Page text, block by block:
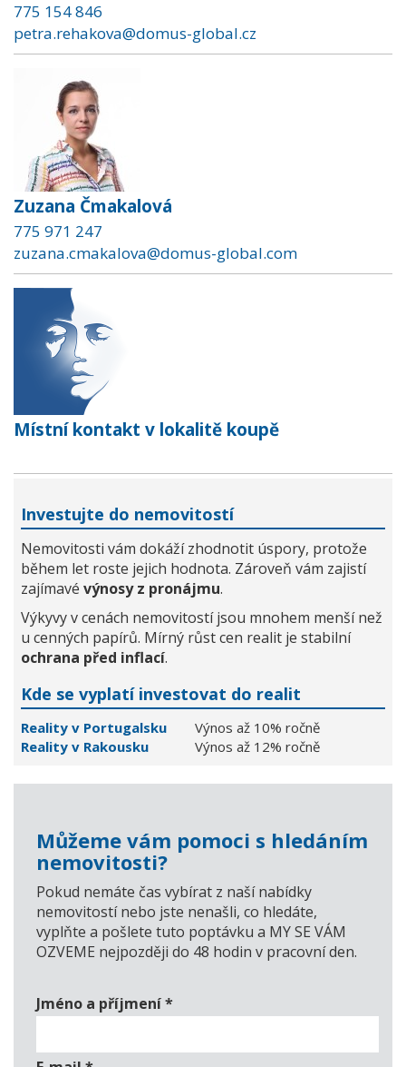
775 154 846
petra.rehakova@domus-global.cz
Zuzana Čmakalová
775 971 247
zuzana.cmakalova@domus-global.com
Místní kontakt v lokalitě koupě
Investujte do nemovitostí
Nemovitosti vám dokáží zhodnotit úspory, protože
během let roste jejich hodnota. Zároveň vám zajistí
zajímavé výnosy z pronájmu.
Výkyvy v cenách nemovitostí jsou mnohem menší než
u cenných papírů. Mírný růst cen realit je stabilní
ochrana před inflací.
Kde se vyplatí investovat do realit
Reality v Portugalsku
Výnos až 10% ročně
Reality v Rakousku
Výnos až 12% ročně
Můžeme vám pomoci s hledáním
nemovitosti?
Pokud nemáte čas vybírat z naší nabídky
nemovitostí nebo jste nenašli, co hledáte,
vyplňte a pošlete tuto poptávku a MY SE VÁM
OZVEME nejpozději do 48 hodin v pracovní den.
Jméno a příjmení*